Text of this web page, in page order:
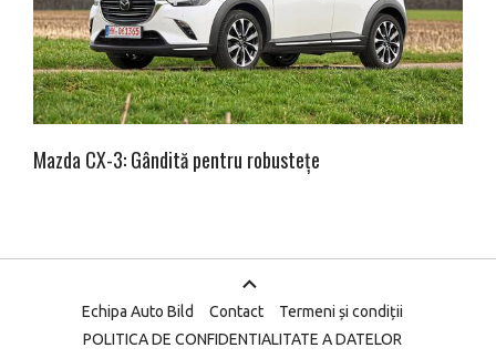
Mazda CX-3: Gândită pentru robustețe
Echipa Auto Bild Contact
Termeni și condiții
POLITICA DE CONFIDENTIALITATE A DATELOR